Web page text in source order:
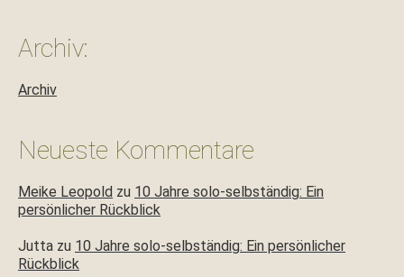
Archiv:
Archiv
Neueste Kommentare
Meike Leopold zu 10 Jahre solo-selbständig: Ein
persönlicher Rückblick
Jutta zu 10 Jahre solo-selbständig: Ein persönlicher
Rückblick